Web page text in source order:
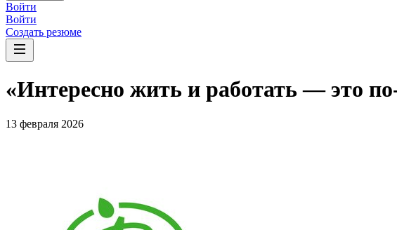
Войти
Войти
Создать резюме
«Интересно жить и работать — это
13 февраля 2026